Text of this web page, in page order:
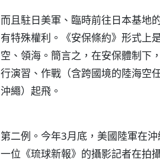
而且駐日美軍、臨時前往日本基地
有特殊權利。《安保條約》形式上
空、領海。簡言之，在安保體制下
行演習、作戰（含跨國境的陸海空
沖繩）起飛。
第二例。今年3月底，美國陸軍在
一位《琉球新報》的攝影記者在拍